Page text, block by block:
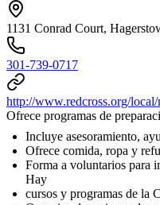
1131 Conrad Court,
301-739-0717
http://www.redcross.org/
Ofrece programas de
Incluye asesoramiento,
Ofrece comida, ropa y
Forma a voluntarios para
Hay
cursos y programas de la